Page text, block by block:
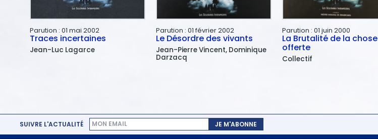
Parution : 01 mai 2002
Traces incertaines
Jean-Luc Lagarce
Parution : 01 février 2002
Le Désordre des vivants
Jean-PierreVincent Dominique
Darzacq
Parution : 01 juin 2000
La Brutalité de la chose
offerte
Collectif
SUIVRE L'ACTUALITÉ JE M'ABONNE